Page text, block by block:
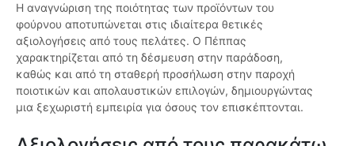
Η αναγνώριση της ποιότητας των προϊόντων του
φούρνου αποτυπώνεται στις ιδιαίτερα θετικές
αξιολογήσεις από τους πελάτες. Ο Πέππας
χαρακτηρίζεται από τη δέσμευση στην παράδοση,
καθώς και από τη σταθερή προσήλωση στην παροχή
ποιοτικών και απολαυστικών επιλογών, δημιουργώντας
μια ξεχωριστή εμπειρία για όσους τον επισκέπτονται.